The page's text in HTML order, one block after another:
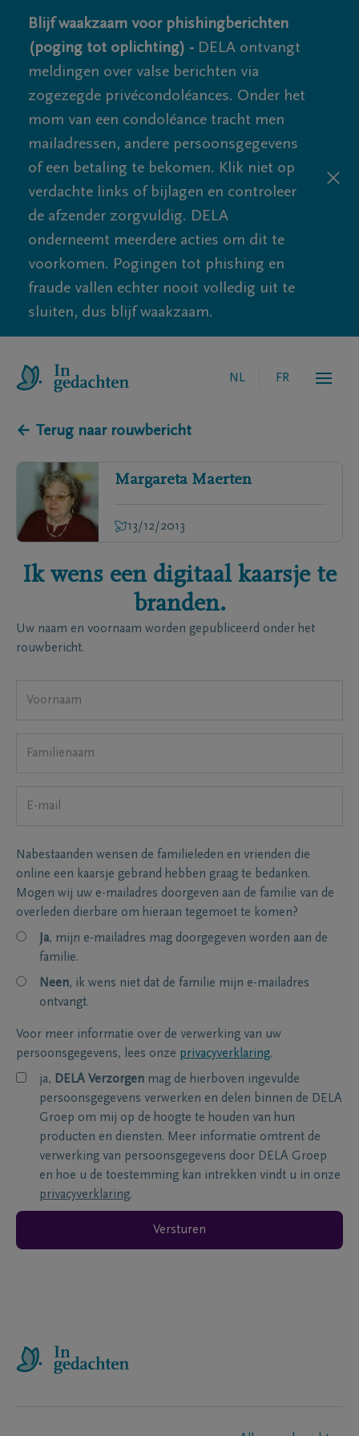
Blijf waakzaam voor phishingberichten
(poging tot oplichting) - DELA ontvangt
meldingen over valse berichten via
zogezegde privécondoléances. Onder het
mom van een condoléance tracht men
mailadressen, andere persoonsgegevens
of een betaling te bekomen. Klik niet op
verdachte links of bijlagen en controleer
de afzender zorgvuldig. DELA
onderneemt meerdere acties om dit te
voorkomen. Pogingen tot phishing en
fraude vallen echter nooit volledig uit te
sluiten, dus blijf waakzaam.
NL FR
← Terug naar rouwbericht
Margareta Maerten
13/12/2013
Ik wens een digitaal kaarsje te
branden.
Uw naam en voornaam worden gepubliceerd onder het
rouwbericht.
Nabestaanden wensen de familieleden en vrienden die
online een kaarsje gebrand hebben graag te bedanken.
Mogen wij uw e-mailadres doorgeven aan de familie van de
overleden dierbare om hieraan tegemoet te komen?
Ja, mijn e-mailadres mag doorgegeven worden aan de
familie.
Neen, ik wens niet dat de familie mijn e-mailadres
ontvangt.
Voor meer informatie over de verwerking van uw
persoonsgegevens, lees onze privacyverklaring.
ja, DELA Verzorgen mag de hierboven ingevulde
persoonsgegevens verwerken en delen binnen de DELA
Groep om mij op de hoogte te houden van hun
producten en diensten. Meer informatie omtrent de
verwerking van persoonsgegevens door DELA Groep
en hoe u de toestemming kan intrekken vindt u in onze
privacyverklaring.
Versturen